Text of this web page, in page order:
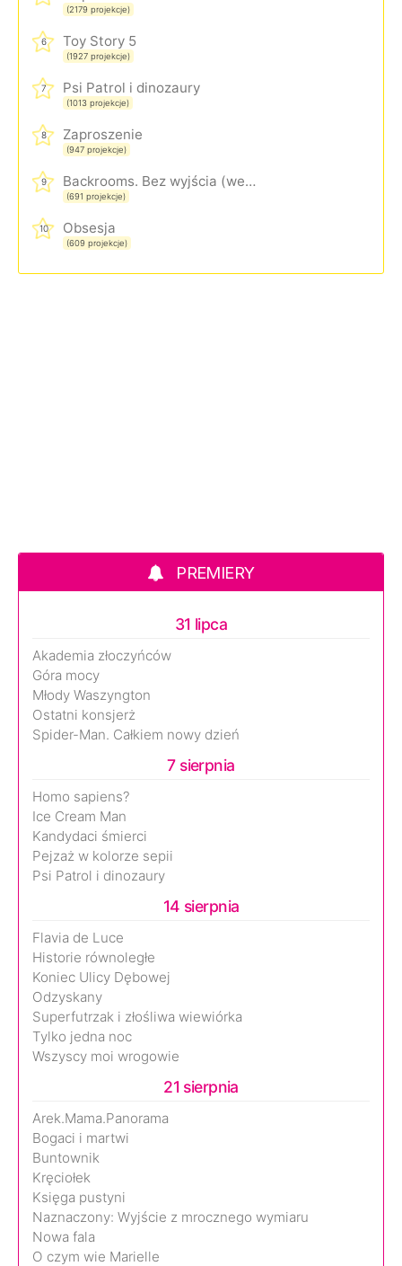
(2179 projekcje)
6 Toy Story 5
(1927 projekcje)
7 Psi Patrol i dinozaury
(1013 projekcje)
8 Zaproszenie
(947 projekcje)
9 Backrooms. Bez wyjścia (wersja rozszerzona)
(691 projekcje)
10 Obsesja
(609 projekcje)
PREMIERY
31 lipca
Akademia złoczyńców
Góra mocy
Młody Waszyngton
Ostatni konsjerż
Spider-Man. Całkiem nowy dzień
7 sierpnia
Homo sapiens?
Ice Cream Man
Kandydaci śmierci
Pejzaż w kolorze sepii
Psi Patrol i dinozaury
14 sierpnia
Flavia de Luce
Historie równoległe
Koniec Ulicy Dębowej
Odzyskany
Superfutrzak i złośliwa wiewiórka
Tylko jedna noc
Wszyscy moi wrogowie
21 sierpnia
Arek.Mama.Panorama
Bogaci i martwi
Buntownik
Kręciołek
Księga pustyni
Naznaczony: Wyjście z mrocznego wymiaru
Nowa fala
O czym wie Marielle